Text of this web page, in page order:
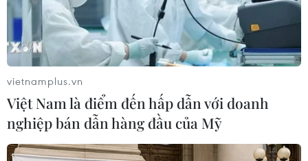
#An ninh #Bộ quốc phòng Nga #Syria
#Aleppo
#Lệnh ngừng bắn
#Liên hợp quốc
#Điều kiện
vietnamplus.vn
Việt Nam là điểm đến hấp dẫn với doanh
nghiệp bán dẫn hàng đầu của Mỹ